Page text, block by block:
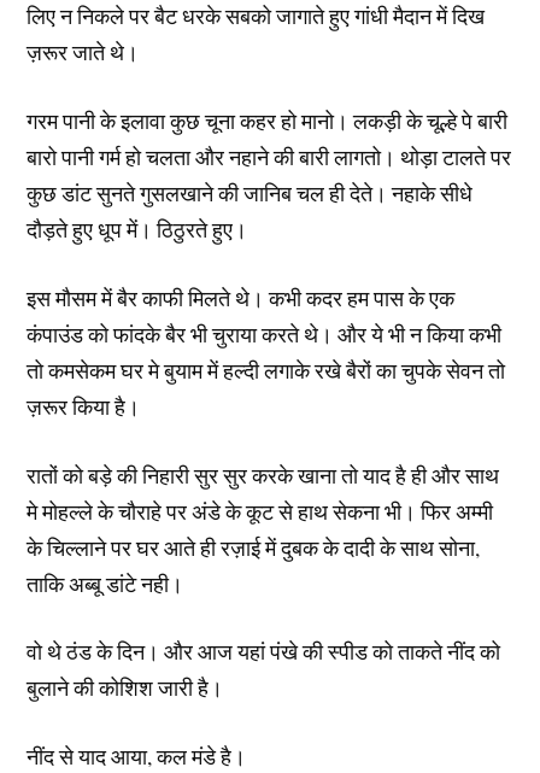
लिए न निकले पर बैट धरके सबको जागाते हुए गांधी मैदान में दिख
ज़रूर जाते थे।
गरम पानी के इलावा कुछ चूना कहर हो मानो। लकड़ी के चूल्हे पे बारी
बारो पानी गर्म हो चलता और नहाने की बारी लागतो। थोड़ा टालते पर
कुछ डांट सुनते गुसलखाने की जानिब चल ही देते। नहाके सीधे
दौड़ते हुए धूप में। ठिठुरते हुए।
इस मौसम में बैर काफी मिलते थे। कभी कदर हम पास के एक
कंपाउंड को फांदके बैर भी चुराया करते थे। और ये भी न किया कभी
तो कमसेकम घर मे बुयाम में हल्दी लगाके रखे बैरों का चुपके सेवन तो
ज़रूर किया है।
रातों को बड़े की निहारी सुर सुर करके खाना तो याद है ही और साथ
मे मोहल्ले के चौराहे पर अंडे के कूट से हाथ सेकना भी। फिर अम्मी
के चिल्लाने पर घर आते ही रज़ाई में दुबक के दादी के साथ सोना,
ताकि अब्बू डांटे नही।
वो थे ठंड के दिन। और आज यहां पंखे की स्पीड को ताकते नींद को
बुलाने की कोशिश जारी है।
नींद से याद आया, कल मंडे है।